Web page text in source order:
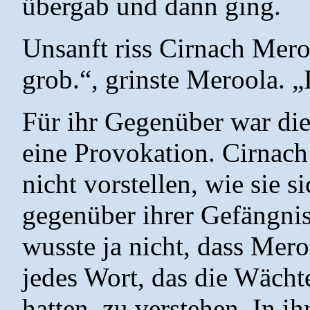
übergab und dann ging.
Unsanft riss Cirnach
grob.“, grinste Meroola.
Für ihr Gegenüber war
eine Provokation.
nicht vorstellen, wie sie
gegenüber ihrer
wusste ja nicht, dass
jedes Wort, das die